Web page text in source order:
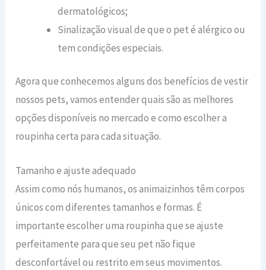
dermatológicos;
Sinalização visual de que o pet é alérgico ou
tem condições especiais.
Agora que conhecemos alguns dos benefícios de vestir
nossos pets, vamos entender quais são as melhores
opções disponíveis no mercado e como escolher a
roupinha certa para cada situação.
Tamanho e ajuste adequado
Assim como nós humanos, os animaizinhos têm corpos
únicos com diferentes tamanhos e formas. É
importante escolher uma roupinha que se ajuste
perfeitamente para que seu pet não fique
desconfortável ou restrito em seus movimentos.